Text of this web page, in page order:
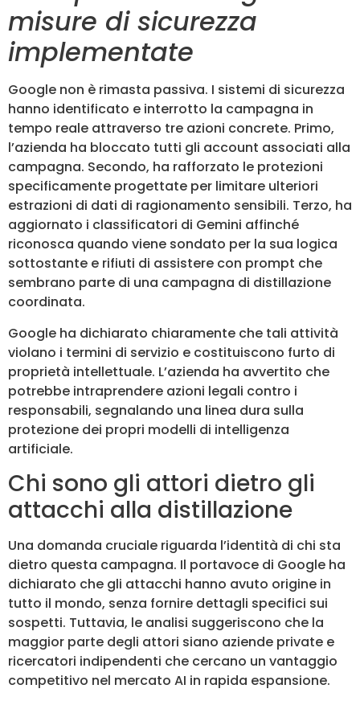
misure di sicurezza
implementate
Google non è rimasta passiva. I sistemi di sicurezza
hanno identificato e interrotto la campagna in
tempo reale attraverso tre azioni concrete. Primo,
l’azienda ha bloccato tutti gli account associati alla
campagna. Secondo, ha rafforzato le protezioni
specificamente progettate per limitare ulteriori
estrazioni di dati di ragionamento sensibili. Terzo, ha
aggiornato i classificatori di Gemini affinché
riconosca quando viene sondato per la sua logica
sottostante e rifiuti di assistere con prompt che
sembrano parte di una campagna di distillazione
coordinata.
Google ha dichiarato chiaramente che tali attività
violano i termini di servizio e costituiscono furto di
proprietà intellettuale. L’azienda ha avvertito che
potrebbe intraprendere azioni legali contro i
responsabili, segnalando una linea dura sulla
protezione dei propri modelli di intelligenza
artificiale.
Chi sono gli attori dietro gli
attacchi alla distillazione
Una domanda cruciale riguarda l’identità di chi sta
dietro questa campagna. Il portavoce di Google ha
dichiarato che gli attacchi hanno avuto origine in
tutto il mondo, senza fornire dettagli specifici sui
sospetti. Tuttavia, le analisi suggeriscono che la
maggior parte degli attori siano aziende private e
ricercatori indipendenti che cercano un vantaggio
competitivo nel mercato AI in rapida espansione.